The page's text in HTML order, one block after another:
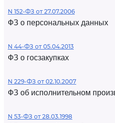
N 152-ФЗ от 27.07.2006
ФЗ о персональных данных
N 44-ФЗ от 05.04.2013
ФЗ о госзакупках
N 229-ФЗ от 02.10.2007
ФЗ об исполнительном
N 53-ФЗ от 28.03.1998